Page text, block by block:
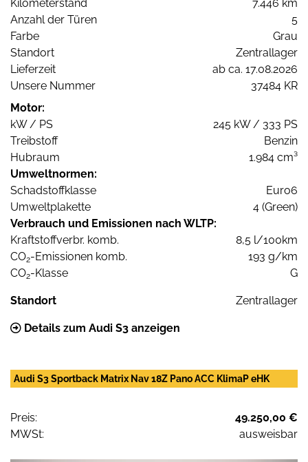
Kilometerstand
7.446 km
Anzahl der Türen
5
Farbe
Grau
Standort
Zentrallager
Lieferzeit
ab ca. 17.08.2026
Unsere Nummer
37484 KR
Motor:
kW / PS
245 kW / 333 PS
Treibstoff
Benzin
Hubraum
1.984 cm³
Umweltnormen:
Schadstoffklasse
Euro6
Umweltplakette
4 (Green)
Verbrauch und Emissionen nach WLTP:
Kraftstoffverbr. komb.
8,5 l/100km
CO2-Emissionen komb.
193 g/km
CO2-Klasse G
Standort Zentrallager
Details zum Audi S3 anzeigen
Audi S3 Sportback Matrix Nav 18Z Pano ACC KlimaP eHK
Preis:
49.250,00 €
MWSt:
ausweisbar